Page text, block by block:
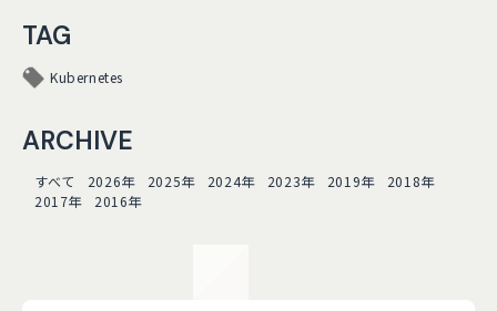
TAG
Kubernetes
ARCHIVE
すべて 2026年 2025年 2024年 2023年 2019年
2018年
2017年
2016年